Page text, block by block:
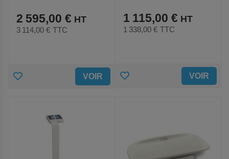
2 595,00 €
3 114,00 € TTC
AJOUTER VOIR
1 115,00 €
1 338,00 € TTC
AJOUTER VOIR